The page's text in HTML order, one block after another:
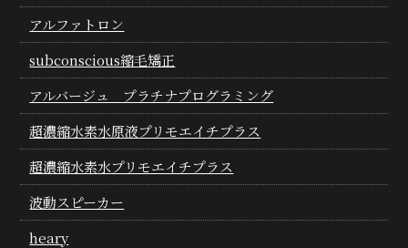
アルファトロン
subconscious縮毛矯正
アルバージュ プラチナプログラミング
超濃縮水素水原液プリモエイチプラス
超濃縮水素水プリモエイチプラス
波動スピーカー
heary